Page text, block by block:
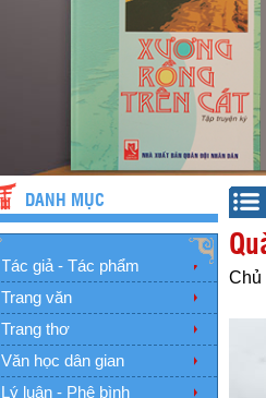
DANH MỤC
Tác giả - Tác phẩm
Trang văn
Trang thơ
Văn học dân gian
Lý luận - Phê bình
Chủ